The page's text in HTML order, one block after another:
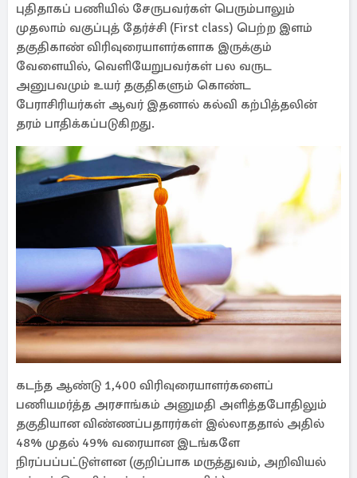
புதிதாகப் பணியில் சேருபவர்கள் பெரும்பாலும்
முதலாம் வகுப்புத் தேர்ச்சி (First class) பெற்ற இளம்
தகுதிகாண் விரிவுரையாளர்களாக இருக்கும்
வேளையில், வெளியேறுபவர்கள் பல வருட
அனுபவமும் உயர் தகுதிகளும் கொண்ட
பேராசிரியர்கள் ஆவர் இதனால் கல்வி கற்பித்தலின்
தரம் பாதிக்கப்படுகிறது.
கடந்த ஆண்டு 1,400 விரிவுரையாளர்களைப்
பணியமர்த்த அரசாங்கம் அனுமதி அளித்தபோதிலும்
தகுதியான விண்ணப்பதாரர்கள் இல்லாததால் அதில்
48% முதல் 49% வரையான இடங்களே
நிரப்பப்பட்டுள்ளன (குறிப்பாக மருத்துவம், அறிவியல்